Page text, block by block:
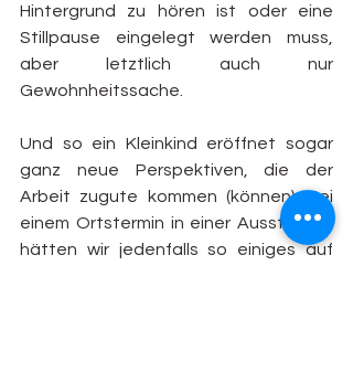
Hintergrund zu hören ist oder eine
Stillpause eingelegt werden muss,
aber letztlich auch nur
Gewohnheitssache.
Und so ein Kleinkind eröffnet sogar
ganz neue Perspektiven, die der
Arbeit zugute kommen (können): Bei
einem Ortstermin in einer Ausstellung
hätten wir jedenfalls so einiges auf